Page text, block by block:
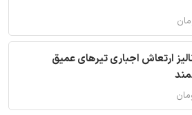
ارتعاش اجباری تیرهای عمیق